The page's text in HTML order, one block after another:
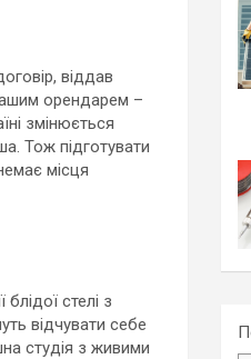
віддав
орендарем –
змінюється
Тож підготувати
місця
стелі з
відчувати себе
студія з живими